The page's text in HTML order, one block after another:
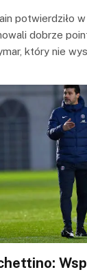
potwierdziło
dobrze
który nie